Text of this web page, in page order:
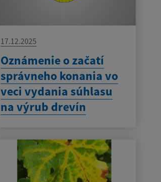
17.12.2025
Oznámenie o začatí
správneho konania vo
veci vydania súhlasu
na výrub drevín